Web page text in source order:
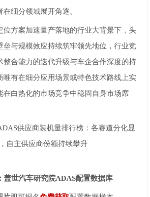
细分领域展开角逐。
位方案加速量产落地的行业大背景下，头
垒与规模效应持续筑牢领先地位，行业竞
整合能力的迭代升级与车企合作深度的持
唯有在细分应用场景或特色技术路线上实
在白热化的市场竞争中稳固自身市场席
盖世汽车研究院ADAS配置数据库